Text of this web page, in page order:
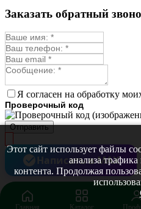
Репешок
Синюха
Смесь лекарственных
Стевия
Тимьян ползучий
Фенхель
Цикорий
Череда
Чернокорень
Шалфей
Семена ягод
Брусника
Голубика
Этот сайт использует файлы
анализа
контента. Продолжая
Заказать обратный
Я согласен на обработку
Проверочный код
Отправить
Главная Каталог
Написать в MAX